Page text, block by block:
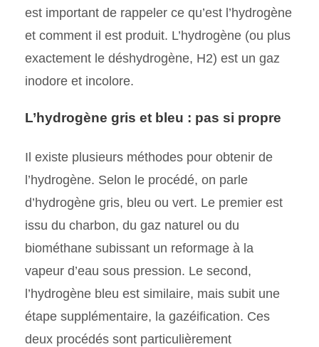
est important de rappeler ce qu’est l’hydrogène
et comment il est produit. L’hydrogène (ou plus
exactement le déshydrogène, H2) est un gaz
inodore et incolore.
L’hydrogène gris et bleu : pas si propre
Il existe plusieurs méthodes pour obtenir de
l’hydrogène. Selon le procédé, on parle
d’hydrogène gris, bleu ou vert. Le premier est
issu du charbon, du gaz naturel ou du
biométhane subissant un reformage à la
vapeur d’eau sous pression. Le second,
l’hydrogène bleu est similaire, mais subit une
étape supplémentaire, la gazéification. Ces
deux procédés sont particulièrement